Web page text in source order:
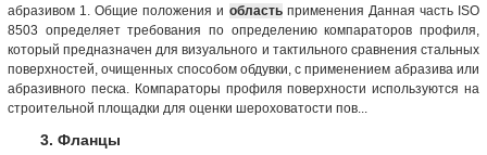
абразивом 1. Общие положения и областьприменения Данная часть ISO
8503 определяет требования по определению компараторов профиля,
который предназначен для визуального и тактильного сравнения стальных
поверхностей, очищенных способом обдувки, с применением абразива или
абразивного песка. Компараторы профиля поверхности используются на
строительной площадки для оценки шероховатости пов...
3. Фланцы